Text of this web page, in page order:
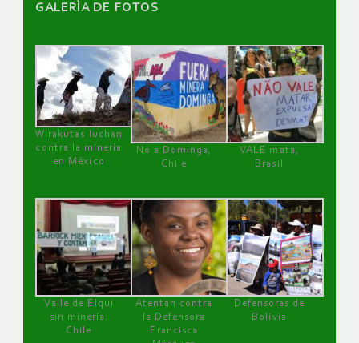
GALERÌA DE FOTOS
Wirakutas luchan
contra la minería
en México
No a Dominga,
Chile
VALE mata,
Brasil
Valle de Elqui
sin minería.
Chile
Atentan contra
la Defensora
Francisca
Defensoras de
Bolivia